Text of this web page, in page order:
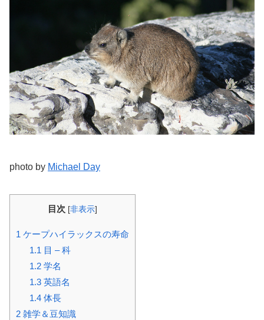
photo by Michael Day
目次 [非表示]
1 ケープハイラックスの寿命
1.1 目 – 科
1.2学名
1.3英語名
1.4体長
2 雑学＆豆知識